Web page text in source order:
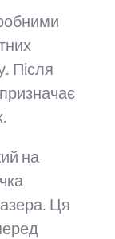
Після
на
Ця